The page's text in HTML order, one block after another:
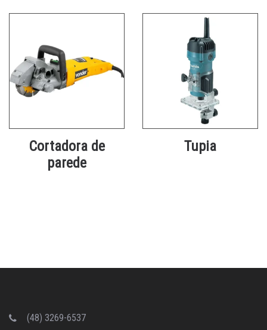
Cortadora de
parede
Tupia
(48) 3269-6537